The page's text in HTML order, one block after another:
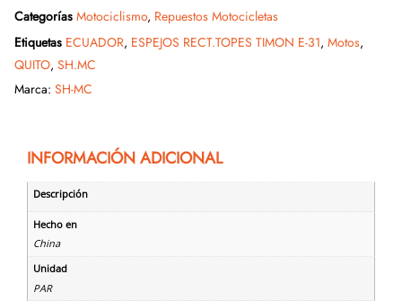
Categorías Motociclismo, Repuestos Motocicletas
Etiquetas ECUADOR, ESPEJOS RECT.TOPES TIMON E-31, Motos,
QUITO, SH.MC
Marca: SH-MC
INFORMACIÓN ADICIONAL
Descripción
Hecho en
China
Unidad
PAR